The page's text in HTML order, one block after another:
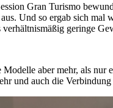
Gran Turismo
Und so ergab sich
geringe
aber mehr, als nur
und auch die